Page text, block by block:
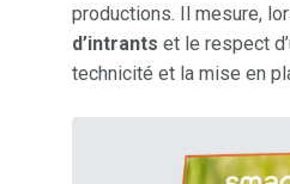
productions. Il mesure,
d’intrants et le respect
technicité et la mise en